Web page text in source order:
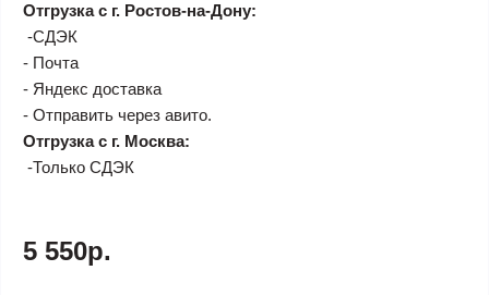
Отгрузка с г. Ростов-на-Дону:
-СДЭК
- Почта
- Яндекс доставка
- Отправить через авито.
Отгрузка с г. Москва:
-Только СДЭК
5 550р.